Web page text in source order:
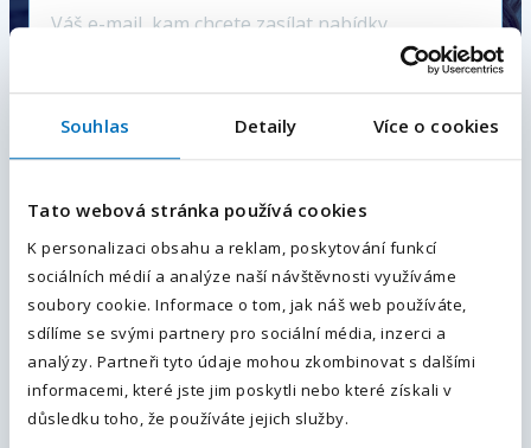
Souhlas Detaily Více o cookies
Tato webová stránka používá cookies
K personalizaci obsahu a reklam, poskytování funkcí
sociálních médií a analýze naší návštěvnosti využíváme
soubory cookie. Informace o tom, jak náš web používáte,
sdílíme se svými partnery pro sociální média, inzerci a
analýzy. Partneři tyto údaje mohou zkombinovat s dalšími
informacemi, které jste jim poskytli nebo které získali v
důsledku toho, že používáte jejich služby.
Hlídat nové nabídky
Vámi zadaný e-mail bude použit pro zasílání podobných pracovních
Operátor/ka výroby sportovních
potřeb. Mzda až 38 900 Kč.
České Budějovice, Jihočeský kraj, Česká republika
Plný úvazek
30 500 - 38 900
Kč / měsíc
E-mailová adresa
Váš telefon*
Předvolba
Odesláním souhlasíte sezpracováním osobních údajů.
Odeslat